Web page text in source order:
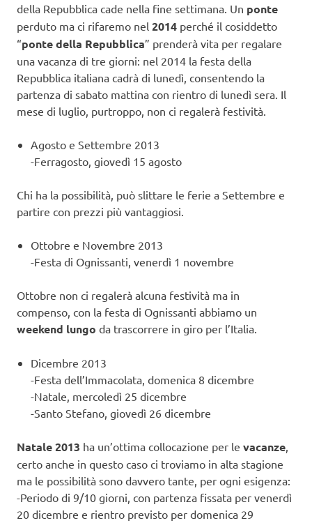
della Repubblica cade nella fine settimana. Un ponte
perduto ma ci rifaremo nel 2014 perché il cosiddetto
“ponte della Repubblica” prenderà vita per regalare
una vacanza di tre giorni: nel 2014 la festa della
Repubblica italiana cadrà di lunedì, consentendo la
partenza di sabato mattina con rientro di lunedì sera. Il
mese di luglio, purtroppo, non ci regalerà festività.
Agosto e Settembre 2013
-Ferragosto, giovedì 15 agosto
Chi ha la possibilità, può slittare le ferie a Settembre e
partire con prezzi più vantaggiosi.
Ottobre e Novembre 2013
-Festa di Ognissanti, venerdì 1 novembre
Ottobre non ci regalerà alcuna festività ma in
compenso, con la festa di Ognissanti abbiamo un
weekend lungo da trascorrere in giro per l’Italia.
Dicembre 2013
-Festa dell’Immacolata, domenica 8 dicembre
-Natale, mercoledì 25 dicembre
-Santo Stefano, giovedì 26 dicembre
Natale 2013 ha un’ottima collocazione per le vacanze,
certo anche in questo caso ci troviamo in alta stagione
ma le possibilità sono davvero tante, per ogni esigenza:
-Periodo di 9/10 giorni, con partenza fissata per venerdì
20 dicembre e rientro previsto per domenica 29